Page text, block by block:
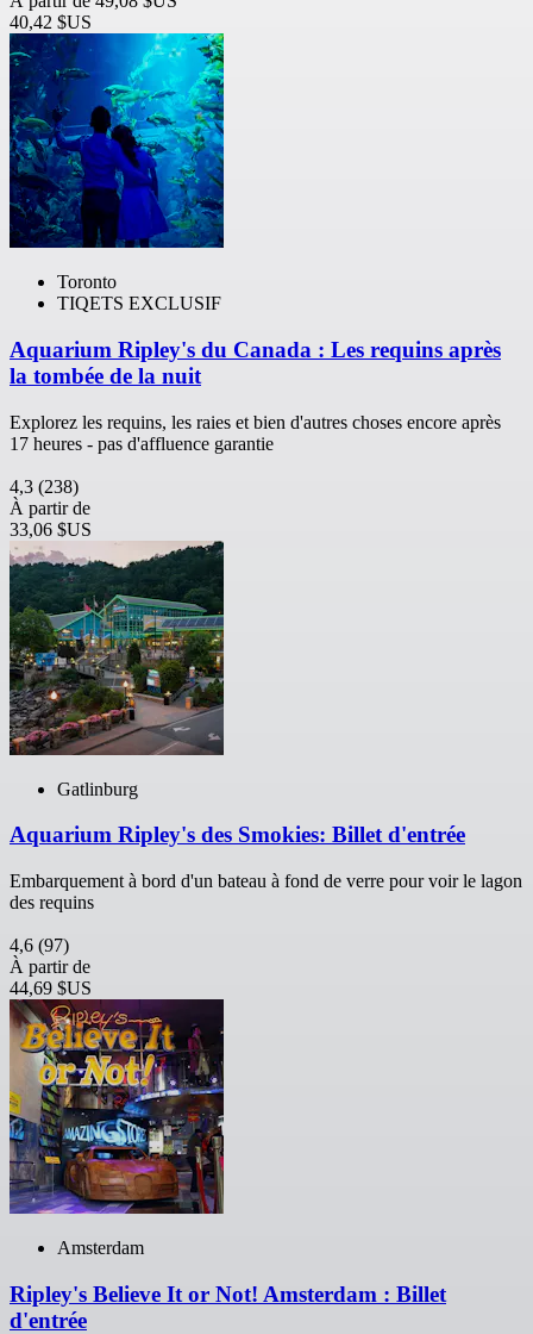
40,42 $US
Toronto
TIQETS EXCLUSIF
Aquarium Ripley's du Canada : Les requins après
la tombée de la nuit
Explorez les requins, les raies et bien d'autres choses encore après
17 heures - pas d'affluence garantie
4,3 (238)
À partir de
33,06 $US
Gatlinburg
Aquarium Ripley's des Smokies: Billet d'entrée
Embarquement à bord d'un bateau à fond de verre pour voir le lagon
des requins
4,6 (97)
À partir de
44,69 $US
Amsterdam
Ripley's Believe It or Not! Amsterdam : Billet
d'entrée